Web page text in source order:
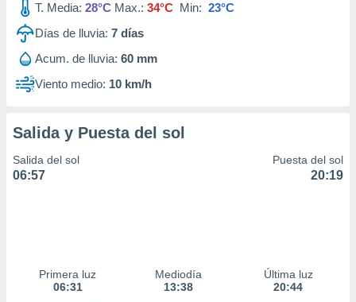
de
1199
T. Media: 28°C Max.: 34°C Min: 23°C
Días de lluvia: 7 días
Acum. de lluvia: 60 mm
Viento medio: 10 km/h
Salida y Puesta del sol
Salida del sol
06:57
Puesta del sol
20:19
Primera luz
06:31
Mediodía
13:38
Última luz
20:44